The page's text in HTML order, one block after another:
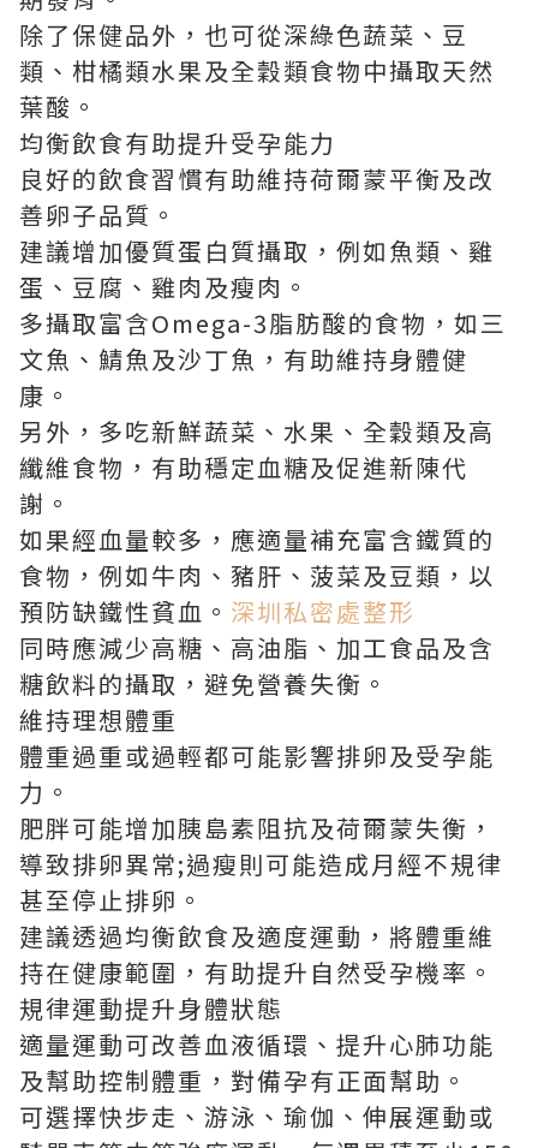
除了保健品外，也可從深綠色蔬菜、豆
類、柑橘類水果及全穀類食物中攝取天然
葉酸。
均衡飲食有助提升受孕能力
良好的飲食習慣有助維持荷爾蒙平衡及改
善卵子品質。
建議增加優質蛋白質攝取，例如魚類、雞
蛋、豆腐、雞肉及瘦肉。
多攝取富含Omega-3脂肪酸的食物，如三
文魚、鯖魚及沙丁魚，有助維持身體健
康。
另外，多吃新鮮蔬菜、水果、全穀類及高
纖維食物，有助穩定血糖及促進新陳代
謝。
如果經血量較多，應適量補充富含鐵質的
食物，例如牛肉、豬肝、菠菜及豆類，以
預防缺鐵性貧血。 深圳私密處整形
同時應減少高糖、高油脂、加工食品及含
糖飲料的攝取，避免營養失衡。
維持理想體重
體重過重或過輕都可能影響排卵及受孕能
力。
肥胖可能增加胰島素阻抗及荷爾蒙失衡，
導致排卵異常;過瘦則可能造成月經不規律
甚至停止排卵。
建議透過均衡飲食及適度運動，將體重維
持在健康範圍，有助提升自然受孕機率。
規律運動提升身體狀態
適量運動可改善血液循環、提升心肺功能
及幫助控制體重，對備孕有正面幫助。
可選擇快步走、游泳、瑜伽、伸展運動或